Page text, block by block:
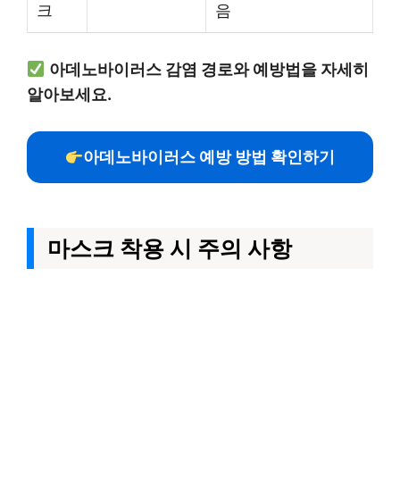
크
음
아데노바이러스 감염 경로와 예방법을 자세히
알아보세요.
아데노바이러스 예방 방법 확인하기
마스크 착용 시 주의 사항